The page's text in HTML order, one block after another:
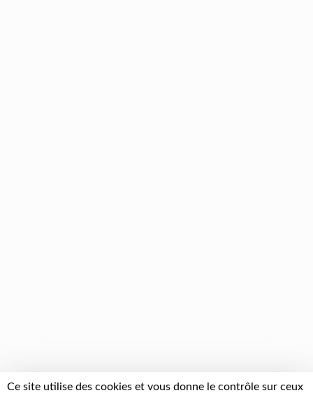
Ce site utilise des cookies et vous donne le contrôle sur ceux